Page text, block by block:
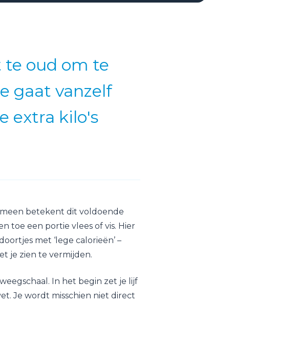
te oud om te
gaat vanzelf
extra kilo's
betekent dit voldoende
toe een portie vlees of vis. Hier
met ‘lege calorieën’ –
je zien te vermijden.
In het begin zet je lijf
Je wordt misschien niet direct